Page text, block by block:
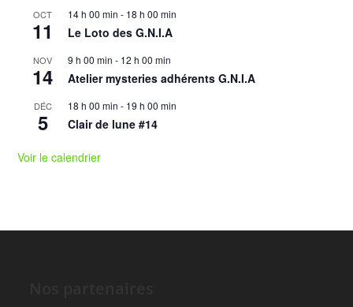
OCT
11
14 h 00 min - 18 h 00 min
Le Loto des G.N.I.A
NOV
14
9 h 00 min - 12 h 00 min
Atelier mysteries adhérents G.N.I.A
DÉC
5
18 h 00 min - 19 h 00 min
Clair de lune #14
Voir le calendrier